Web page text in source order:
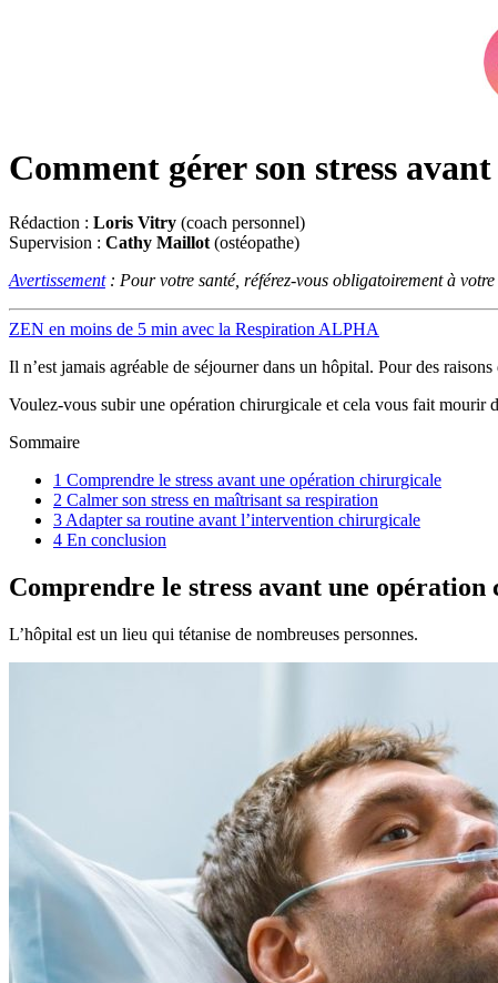
Comment gérer son stress
Rédaction : Loris Vitry (coach personnel)
Supervision : Cathy Maillot (ostéopathe)
Avertissement: Pour votre santé, référez-vous obligatoirement à votre
ZEN en moins de 5 min avec la Respiration ALPHA
Il n’est jamais agréable de séjourner dans un hôpital. Pour des
Voulez-vous subir une opération chirurgicale et cela vous fait mourir
Sommaire
1 Comprendre le stress avant une opération chirurgicale
2 Calmer son stress en maîtrisant sa respiration
3 Adapter sa routine avant l’intervention chirurgicale
4 En conclusion
Comprendre le stress avant une
L’hôpital est un lieu qui tétanise de nombreuses personnes.